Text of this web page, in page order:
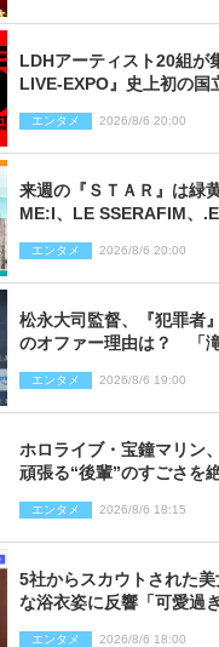
LDHアーティスト20組
LIVE‐EXPO』史上初の国
エンタメ 2026/8/6 20:00
来週の『ＳＴＡＲ』は緑
ME:I、LE SSERAFIM、
エンタメ 2026/8/6 20:00
松永大司監督、『犯罪者
のオファー理由は？ 「
かった」
エンタメ 2026/8/6 19:00
ホロライブ・宝鐘マリン
頑張る“後輩”のすごさを
エンタメ 2026/8/6 18:15
5社からスカウトされた
な浴衣姿に反響「可愛過
エンタメ 2026/8/6 18:00